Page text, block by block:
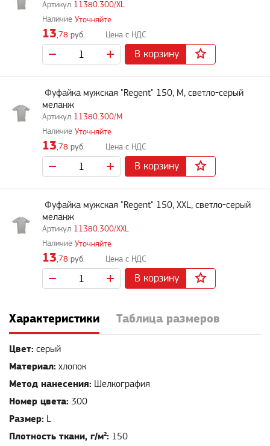
11380.300/XL
Уточняйте
13,78 руб.
В корзину
11380.300/M
Фуфайка мужская "Regent" 150, M, светло-серый
меланж
Уточняйте
13,78 руб.
В корзину
11380.300/XXL
Фуфайка мужская "Regent" 150, XXL, светло-серый
меланж
Уточняйте
13,78 руб.
В корзину
Характеристики Таблица размеров
Цвет: серый
Материал: хлопок
Метод нанесения: Шелкография
Номер цвета: 300
Размер: L
Плотность ткани, г/м²: 150